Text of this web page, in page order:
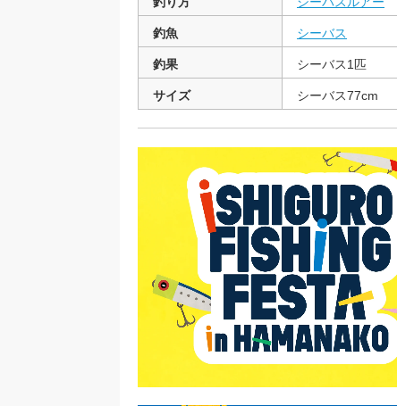
釣魚 シーバス
釣果 シーバス1匹
サイズ シーバス77cm